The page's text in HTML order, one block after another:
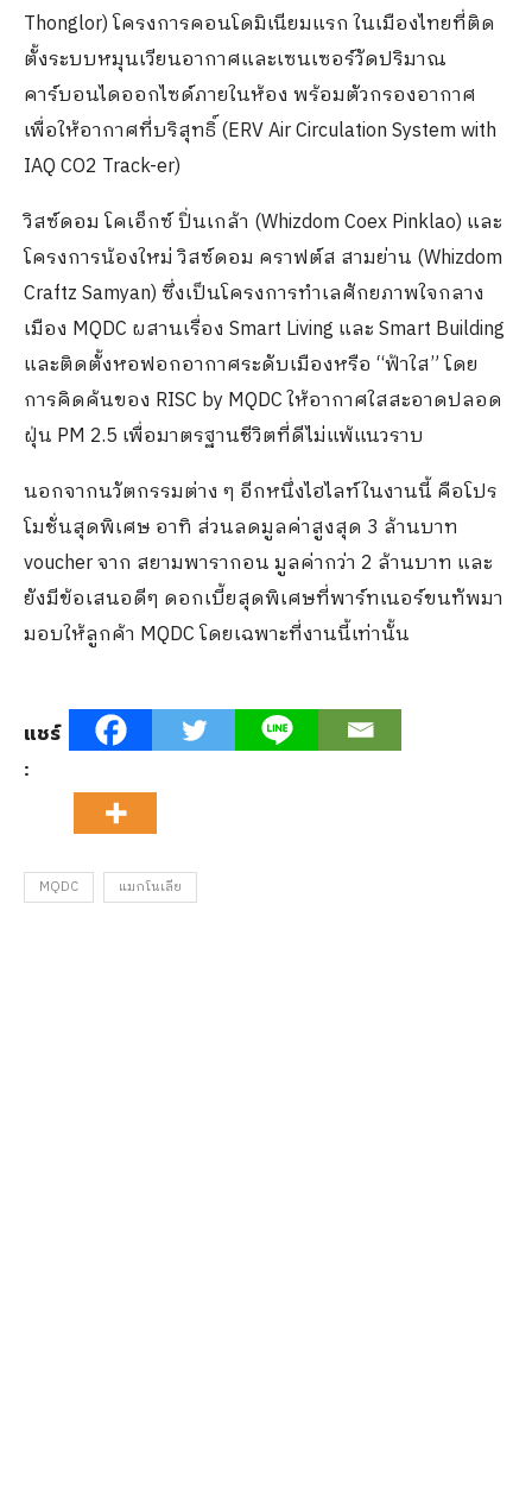
Thonglor) โครงการคอนโดมิเนียมแรก ในเมืองไทยที่ติด
ตั้งระบบหมุนเวียนอากาศและเซนเซอร์วัดปริมาณ
คาร์บอนไดออกไซด์ภายในห้อง พร้อมตัวกรองอากาศ
เพื่อให้อากาศที่บริสุทธิ์ (ERV Air Circulation System with
IAQ CO2 Track-er)
วิสซ์ดอม โคเอ็กซ์ ปิ่นเกล้า (Whizdom Coex Pinklao) และ
โครงการน้องใหม่ วิสซ์ดอม คราฟต์ส สามย่าน (Whizdom
Craftz Samyan) ซึ่งเป็นโครงการทำเลศักยภาพใจกลาง
เมือง MQDC ผสานเรื่อง Smart Living และ Smart Building
และติดตั้งหอฟอกอากาศระดับเมืองหรือ “ฟ้าใส” โดย
การคิดค้นของ RISC by MQDC ให้อากาศใสสะอาดปลอด
ฝุ่น PM 2.5 เพื่อมาตรฐานชีวิตที่ดีไม่แพ้แนวราบ
นอกจากนวัตกรรมต่าง ๆ อีกหนึ่งไฮไลท์ในงานนี้ คือโปร
โมชั่นสุดพิเศษ อาทิ ส่วนลดมูลค่าสูงสุด 3 ล้านบาท
voucher จาก สยามพารากอน มูลค่ากว่า 2 ล้านบาท และ
ยังมีข้อเสนอดีๆ ดอกเบี้ยสุดพิเศษที่พาร์ทเนอร์ขนทัพมา
มอบให้ลูกค้า MQDC โดยเฉพาะที่งานนี้เท่านั้น
แชร์
:
MQDC แมกโนเลีย